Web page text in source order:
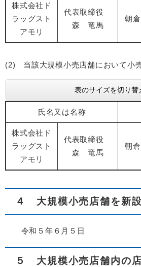
株式会社ド
ラッグスト
アモリ
代表取締役
森 竜馬
朝
(2) 当該大規模小売店舗において小
表のサイズを切り替
氏名又は名称
株式会社ド
ラッグスト
アモリ
代表取締役
森 竜馬
朝
４ 大規模小売店舗を新
令和５年６月５日
５ 大規模小売店舗内の